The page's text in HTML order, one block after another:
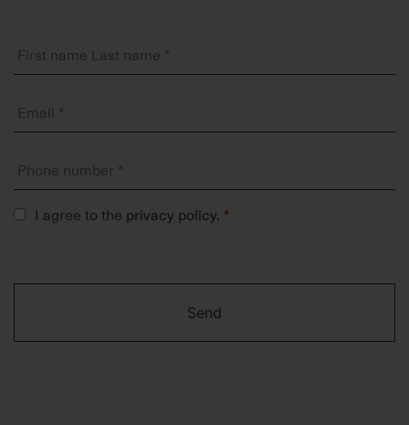
name
Last
*
*
number
*
Tietosuojaseloste
*
I agree to the privacy policy. *